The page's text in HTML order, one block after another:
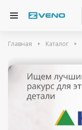
Главная Каталог